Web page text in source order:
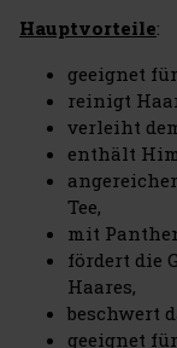
Hauptvorteile:
geeignet
reinigt
verleiht
enthält
Tee,
mit
fördert die
Haares,
beschwert
geeignet